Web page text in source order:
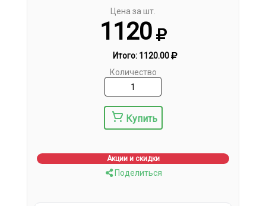
Цена за шт.
1120
Итого: 1120.00
Количество
Купить
Акции и скидки
Поделиться